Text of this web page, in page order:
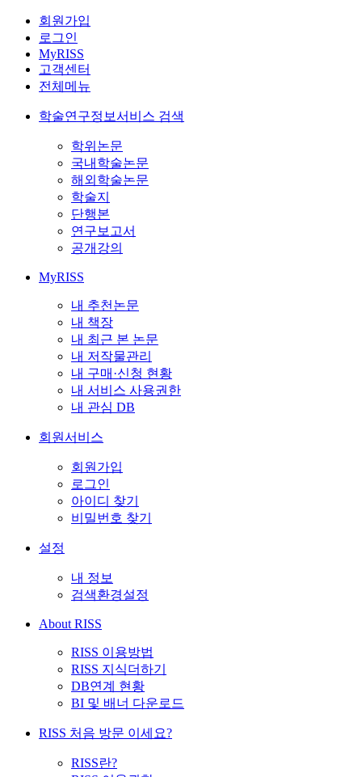
회원가입
로그인
MyRISS
고객센터
전체메뉴
학술연구정보서비스 검색
학위논문
국내학술논문
해외학술논문
학술지
단행본
연구보고서
공개강의
MyRISS
내 추천논문
내 책장
내 최근 본 논문
내 저작물관리
내 구매·신청 현황
내 서비스 사용권한
내 관심 DB
회원서비스
회원가입
로그인
아이디 찾기
비밀번호 찾기
설정
내 정보
검색환경설정
About RISS
RISS 이용방법
RISS 지식더하기
DB연계 현황
BI 및 배너 다운로드
RISS 처음 방문 이세요?
RISS란?